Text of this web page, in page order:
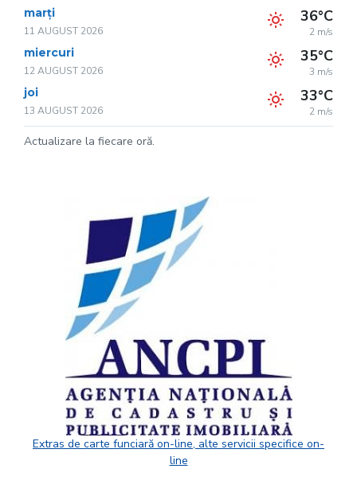
marți
11 AUGUST 2026
36°C
2 m/s
miercuri
12 AUGUST 2026
35°C
3 m/s
joi
13 AUGUST 2026
33°C
2 m/s
Actualizare la fiecare oră.
Extras de carte funciară on-line, alte servicii specifice on-
line